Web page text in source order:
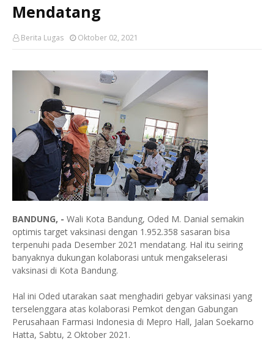
Mendatang
Berita Lugas Oktober 02, 2021
BANDUNG, - Wali Kota Bandung, Oded M. Danial semakin
optimis target vaksinasi dengan 1.952.358 sasaran bisa
terpenuhi pada Desember 2021 mendatang. Hal itu seiring
banyaknya dukungan kolaborasi untuk mengakselerasi
vaksinasi di Kota Bandung.
Hal ini Oded utarakan saat menghadiri gebyar vaksinasi yang
terselenggara atas kolaborasi Pemkot dengan Gabungan
Perusahaan Farmasi Indonesia di Mepro Hall, Jalan Soekarno
Hatta, Sabtu, 2 Oktober 2021.